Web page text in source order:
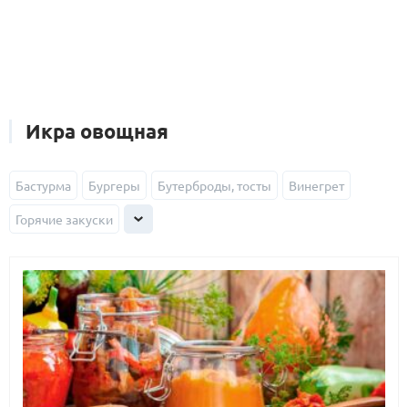
Икра овощная
Бастурма Бургеры Бутерброды, тосты Винегрет
Горячие закуски